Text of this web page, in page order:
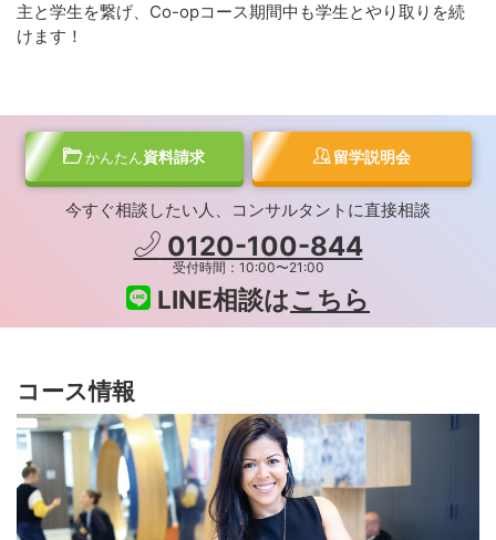
主と学生を繋げ、Co-opコース期間中も学生とやり取りを続
けます！
かんたん資料請求 留学説明会
今すぐ相談したい人、コンサルタントに直接相談
0120-100-844
受付時間：10:00〜21:00
LINE相談はこちら
コース情報